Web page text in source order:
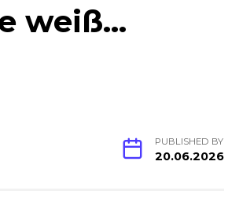
weiß…
PUBLISHED BY
20.06.2026